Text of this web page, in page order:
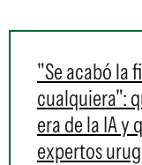
"Se acabó la
cualquiera":
era de la IA y
expertos